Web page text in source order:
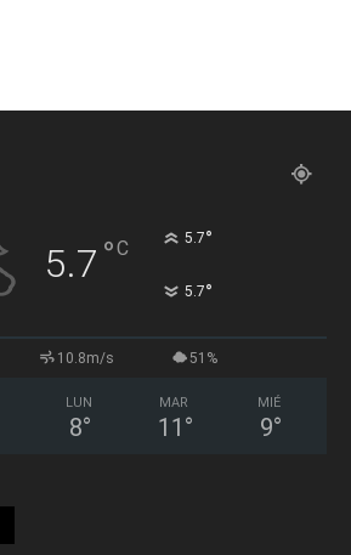
5.7 °C 5.7°
5.7°
10.8m/s 51%
LUN
8°
MAR
11 °
MIÉ
9°